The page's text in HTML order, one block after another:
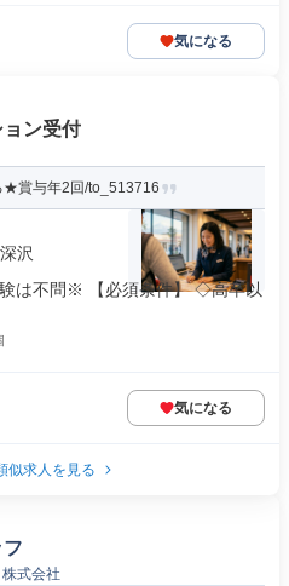
気になる
ン受付
★賞与年2回/to_513716
沢
は不問※ 【必須条件】 ◇高卒以
気になる
似求人を見る
式会社